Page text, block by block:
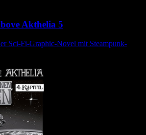
Akthelia 5
Sci-Fi-Graphic-Novel mit Steampunk-